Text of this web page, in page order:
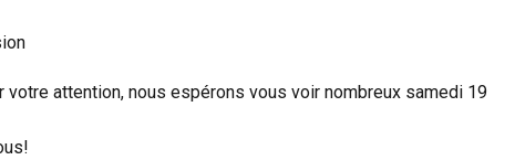
votre attention, nous espérons vous voir nombreux samedi 19